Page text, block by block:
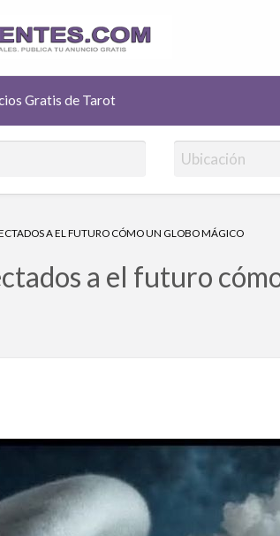
Gratis de Tarot
A EL FUTURO CÓMO UN GLOBO MÁGICO
a el futuro